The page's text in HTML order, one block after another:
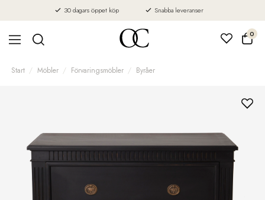
30 dagars öppet köp Snabba leveranser
0
Start Möbler Förvaringsmöbler Byråer